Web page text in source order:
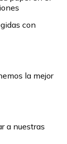
con
la mejor
a nuestras